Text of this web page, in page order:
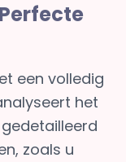
een volledig
het
zoals u